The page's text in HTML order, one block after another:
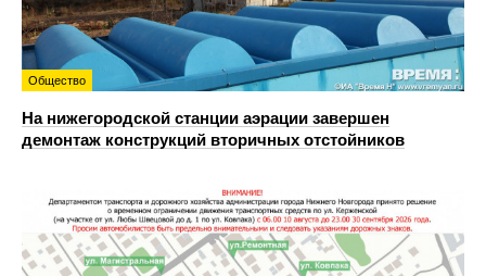
Общество
На нижегородской станции аэрации завершен
демонтаж конструкций вторичных отстойников